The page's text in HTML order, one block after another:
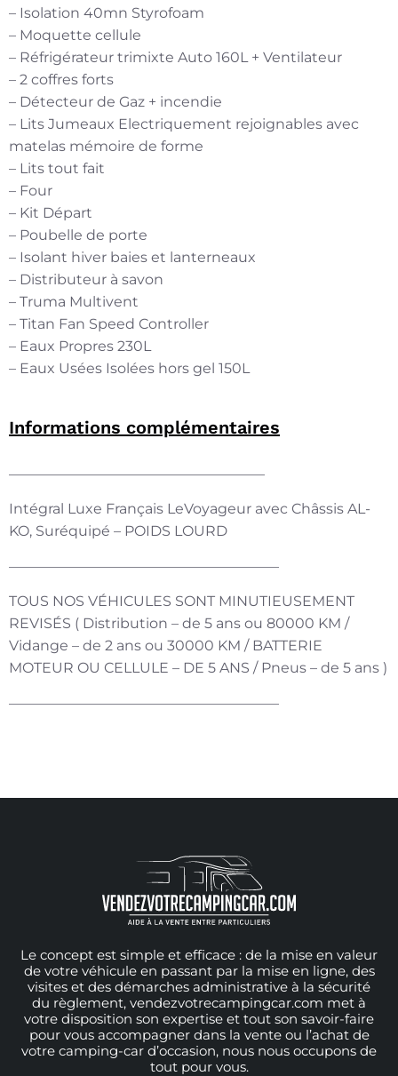
– Isolation 40mn Styrofoam
– Moquette cellule
– Réfrigérateur trimixte Auto 160L + Ventilateur
– 2 coffres forts
– Détecteur de Gaz + incendie
– Lits Jumeaux Electriquement rejoignables avec
matelas mémoire de forme
– Lits tout fait
– Four
– Kit Départ
– Poubelle de porte
– Isolant hiver baies et lanterneaux
– Distributeur à savon
– Truma Multivent
– Titan Fan Speed Controller
– Eaux Propres 230L
– Eaux Usées Isolées hors gel 150L
Informations complémentaires
——————————————————
Intégral Luxe Français LeVoyageur avec Châssis AL-
KO, Suréquipé – POIDS LOURD
———————————————————
TOUS NOS VÉHICULES SONT MINUTIEUSEMENT
REVISÉS ( Distribution – de 5 ans ou 80000 KM /
Vidange – de 2 ans ou 30000 KM / BATTERIE
MOTEUR OU CELLULE – DE 5 ANS / Pneus – de 5 ans )
———————————————————
Le concept est simple et efficace : de la mise en valeur
de votre véhicule en passant par la mise en ligne, des
visites et des démarches administrative à la sécurité
du règlement, vendezvotrecampingcar.com met à
votre disposition son expertise et tout son savoir-faire
pour vous accompagner dans la vente ou l’achat de
votre camping-car d’occasion, nous nous occupons de
tout pour vous.